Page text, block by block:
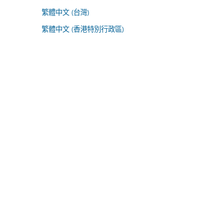
繁體中文 (台灣)
繁體中文 (香港特別行政區)